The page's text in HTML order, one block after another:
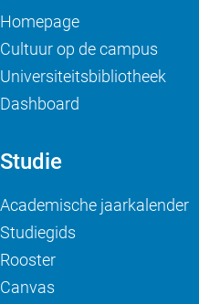
Homepage
Cultuur op de campus
Universiteitsbibliotheek
Dashboard
Studie
Academische jaarkalender
Studiegids
Rooster
Canvas